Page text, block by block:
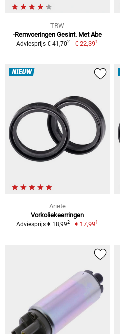
TRW
-Remvoeringen Gesint. Met Abe
Adviesprijs € 41,702 € 22,391
NIEUW
Ariete
Vorkoliekeerringen
Adviesprijs € 18,992 € 17,991